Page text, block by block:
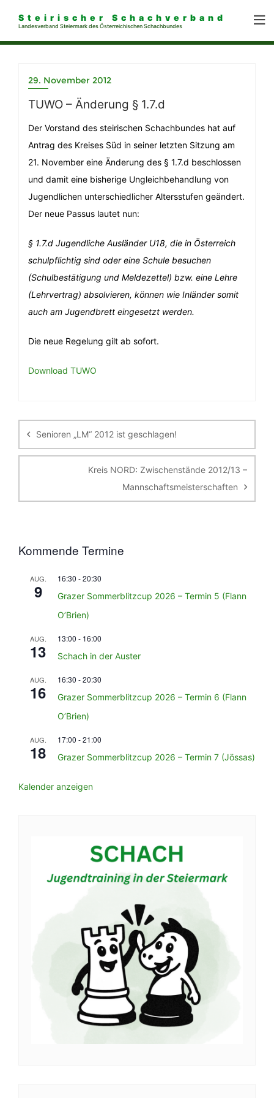
Steirischer Schachverband
Landesverband Steiermark des Österreichischen Schachbundes
29. November 2012
TUWO – Änderung § 1.7.d
Der Vorstand des steirischen Schachbundes hat auf
Antrag des Kreises Süd in seiner letzten Sitzung am
21. November eine Änderung des § 1.7.d beschlossen
und damit eine bisherige Ungleichbehandlung von
Jugendlichen unterschiedlicher Altersstufen geändert.
Der neue Passus lautet nun:
§ 1.7.d Jugendliche Ausländer U18, die in Österreich
schulpflichtig sind oder eine Schule besuchen
(Schulbestätigung und Meldezettel) bzw. eine Lehre
(Lehrvertrag) absolvieren, können wie Inländer somit
auch am Jugendbrett eingesetzt werden.
Die neue Regelung gilt ab sofort.
Download TUWO
Senioren „LM“ 2012 ist geschlagen!
Kreis NORD: Zwischenstände 2012/13 –
Mannschaftsmeisterschaften
Kommende Termine
AUG.
9
16:30 -20:30
Grazer Sommerblitzcup 2026 – Termin 5 (Flann
O’Brien)
AUG.
13
13:00 - 16:00
Schach in der Auster
AUG.
16
16:30 -20:30
Grazer Sommerblitzcup 2026 – Termin 6 (Flann
O’Brien)
AUG.
18
17:00 -21:00
Grazer Sommerblitzcup 2026 – Termin 7 (Jössas)
Kalender anzeigen